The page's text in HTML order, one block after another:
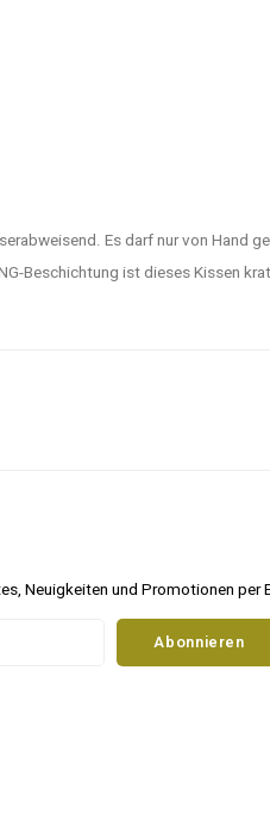
Es darf nur von
Beschichtung ist dieses Kissen
Neuigkeiten und Promotionen per
Abonnieren